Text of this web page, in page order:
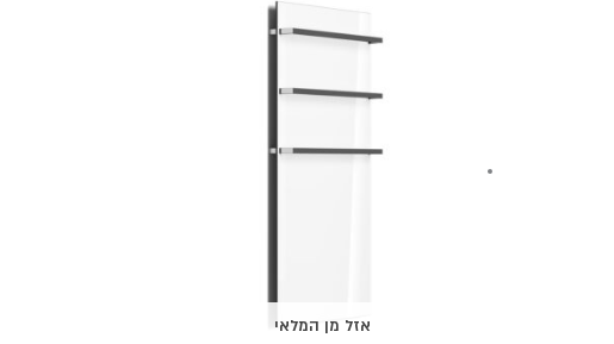
אזל מן המלאי
זה
סוגים.
לבחור